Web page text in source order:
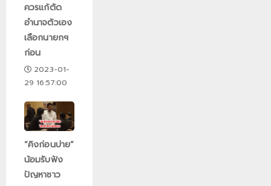
ควรแก้ตัด
อำนาจตัวเอง
เลือกนายกฯ
ก่อน
2023-01-
29 16:57:00
“คิงก่อนบ่าย”
น้อมรับฟัง
ปัญหาชาว